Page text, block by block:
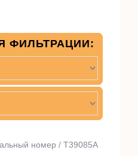
номер / T39085A
ФИЛЬТРАЦИИ: